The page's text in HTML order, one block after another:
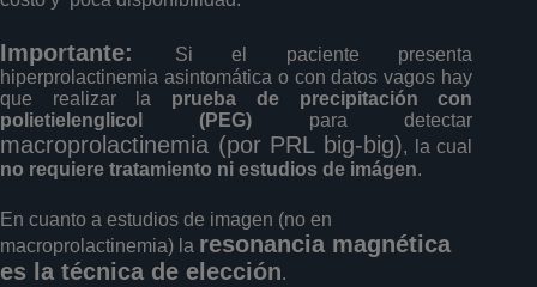
Importante:
Si el paciente presenta
hiperprolactinemia asintomática o con datos vagos hay
que realizar la prueba de precipitación con
polietielenglicol (PEG) para detectar
macroprolactinemia (por PRL big-big), la cual
no requiere tratamiento ni estudios de imágen.
En cuanto a estudios de imagen (no en
macroprolactinemia) la resonancia magnética
es la técnica de elección.